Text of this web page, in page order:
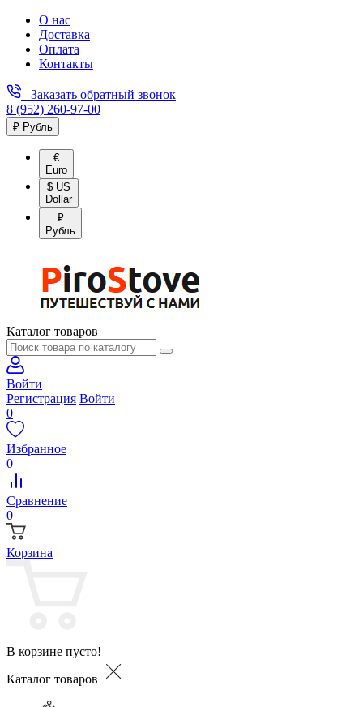
О нас
Доставка
Оплата
Контакты
Заказать обратный звонок
8 (952) 260-97-00
₽ Рубль
€
Euro
$ US
Dollar
₽
Рубль
Каталог товаров
Войти
Регистрация Войти
0
Избранное
0
Сравнение
0
Корзина
В корзине пусто!
Каталог товаров